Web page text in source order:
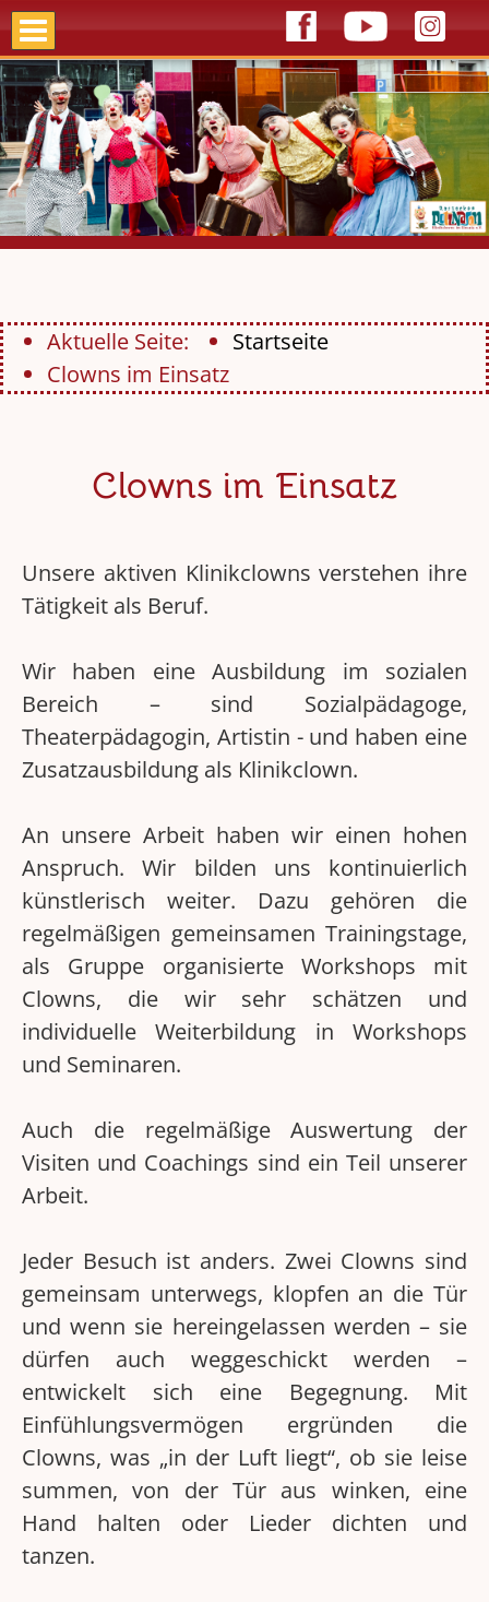
Aktuelle Seite:
Startseite
Clowns im Einsatz
Clowns im Einsatz
Unsere aktiven Klinikclowns verstehen ihre
Tätigkeit als Beruf.
Wir haben eine Ausbildung im sozialen
Bereich – sind Sozialpädagoge,
Theaterpädagogin, Artistin - und haben eine
Zusatzausbildung als Klinikclown.
An unsere Arbeit haben wir einen hohen
Anspruch. Wir bilden uns kontinuierlich
künstlerisch weiter. Dazu gehören die
regelmäßigen gemeinsamen Trainingstage,
als Gruppe organisierte Workshops mit
Clowns, die wir sehr schätzen und
individuelle Weiterbildung in Workshops
und Seminaren.
Auch die regelmäßige Auswertung der
Visiten und Coachings sind ein Teil unserer
Arbeit.
Jeder Besuch ist anders. Zwei Clowns sind
gemeinsam unterwegs, klopfen an die Tür
und wenn sie hereingelassen werden – sie
dürfen auch weggeschickt werden –
entwickelt sich eine Begegnung. Mit
Einfühlungsvermögen ergründen die
Clowns, was „in der Luft liegt“, ob sie leise
summen, von der Tür aus winken, eine
Hand halten oder Lieder dichten und
tanzen.